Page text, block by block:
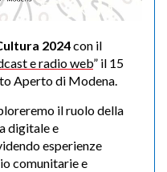
2024con il
e radio web” il 15
Aperto di Modena.
il ruolo della
digitale e
esperienze
comunitarie e